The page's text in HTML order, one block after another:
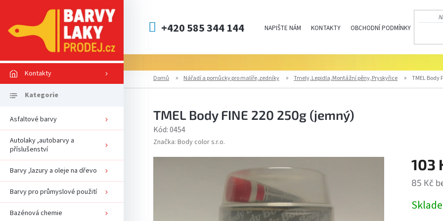
+420 585 344 144 NAPIŠTE NÁM KONTAKTY OBCHODNÍ PODMÍNKY
Kontakty
Asfaltové barvy
Autolaky ,autobarvy a
příslušenství
Barvy ,lazury a oleje na dřevo
Barvy pro průmyslové použití
Bazénová chemie
Domů Nářadí a pomůcky pro malíře,zedníky Tmely,Lepidla,Montážní pěny,Pryskyřice TMEL Body
TMEL Body FINE 220 250g (jemný)
Kód:0454
Značka: Body color s.r.o.
103
85 Kč
cena: